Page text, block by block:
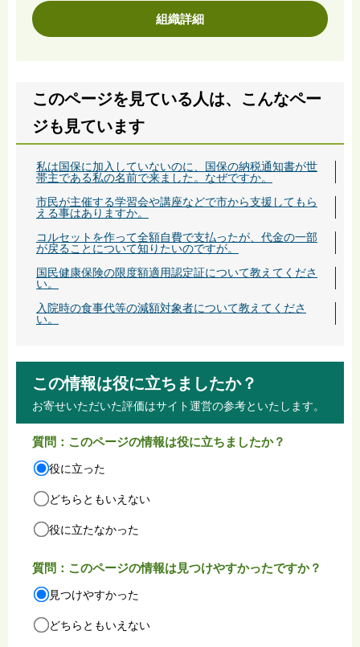
組織詳細
このページを見ている人は、こんなペー
ジも見ています
私は国保に加入していないのに、国保の納税通知書が世
帯主である私の名前で来ました。なぜですか。
市民が主催する学習会や講座などで市から支援してもら
える事はありますか。
コルセットを作って全額自費で支払ったが、代金の一部
が戻ることについて知りたいのですが。
国民健康保険の限度額適用認定証について教えてくださ
い。
入院時の食事代等の減額対象者について教えてくださ
い。
この情報は役に立ちましたか？
お寄せいただいた評価はサイト運営の参考といたします。
質問：このページの情報は役に立ちましたか？
役に立った
どちらともいえない
役に立たなかった
質問：このページの情報は見つけやすかったですか？
見つけやすかった
どちらともいえない